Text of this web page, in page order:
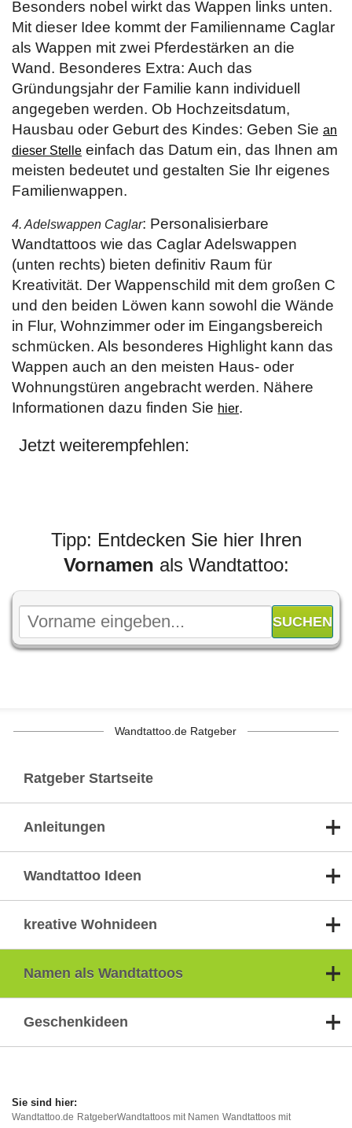
Besonders nobel wirkt das Wappen links unten.
Mit dieser Idee kommt der Familienname Caglar
als Wappen mit zwei Pferdestärken an die
Wand. Besonderes Extra: Auch das
Gründungsjahr der Familie kann individuell
angegeben werden. Ob Hochzeitsdatum,
Hausbau oder Geburt des Kindes: Geben Sie an
dieser Stelle einfach das Datum ein, das Ihnen am
meisten bedeutet und gestalten Sie Ihr eigenes
Familienwappen.
4. Adelswappen Caglar: Personalisierbare
Wandtattoos wie das Caglar Adelswappen
(unten rechts) bieten definitiv Raum für
Kreativität. Der Wappenschild mit dem großen C
und den beiden Löwen kann sowohl die Wände
in Flur, Wohnzimmer oder im Eingangsbereich
schmücken. Als besonderes Highlight kann das
Wappen auch an den meisten Haus- oder
Wohnungstüren angebracht werden. Nähere
Informationen dazu finden Sie hier.
Jetzt weiterempfehlen:
Tipp: Entdecken Sie hier Ihren
Vornamen als Wandtattoo:
Wandtattoo.de Ratgeber
Ratgeber Startseite
Anleitungen
Wandtattoo Ideen
kreative Wohnideen
Namen als Wandtattoos
Geschenkideen
Wandtattoo.de RatgeberWandtattoos mit Namen Wandtattoos mit